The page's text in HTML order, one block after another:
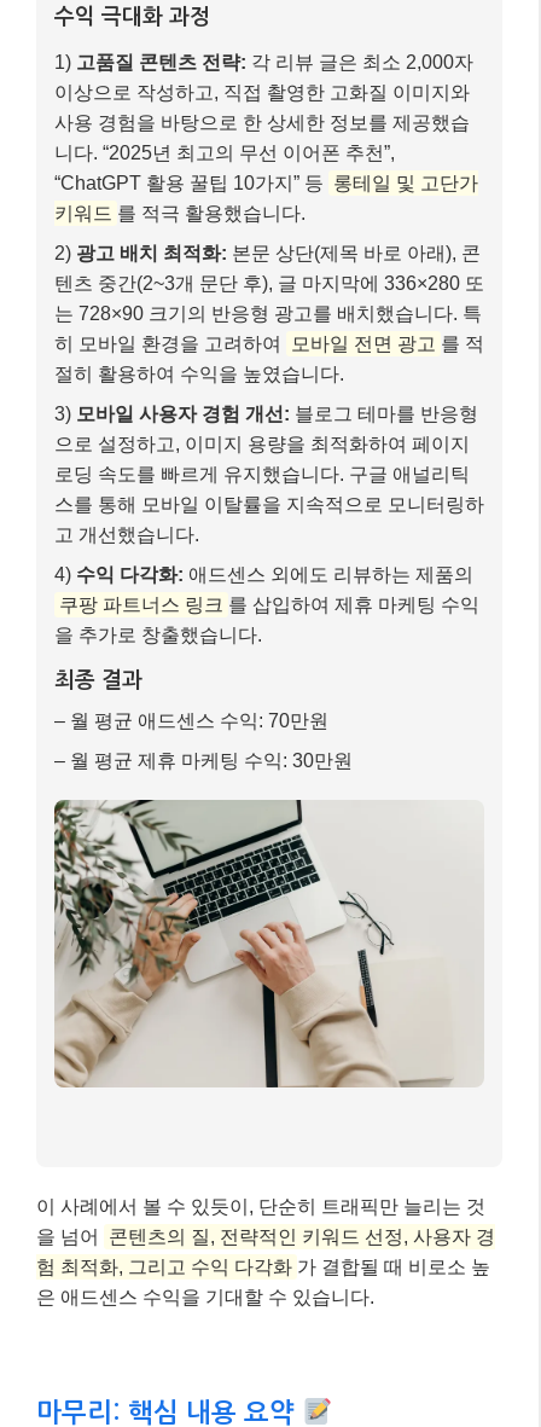
수익 극대화 과정
1) 고품질 콘텐츠 전략: 각 리뷰 글은 최소 2,000자
이상으로 작성하고, 직접 촬영한 고화질 이미지와
사용 경험을 바탕으로 한 상세한 정보를 제공했습
니다. “2025년 최고의 무선 이어폰 추천”,
“ChatGPT 활용 꿀팁 10가지” 등 롱테일 및 고단가
키워드 를 적극 활용했습니다.
2) 광고 배치 최적화: 본문 상단(제목 바로 아래), 콘
텐츠 중간(2~3개 문단 후), 글 마지막에 336×280 또
는 728×90 크기의 반응형 광고를 배치했습니다. 특
히 모바일 환경을 고려하여
모바일 전면 광고 를 적
절히 활용하여 수익을 높였습니다.
3) 모바일 사용자 경험 개선: 블로그 테마를 반응형
으로 설정하고, 이미지 용량을 최적화하여 페이지
로딩 속도를 빠르게 유지했습니다. 구글 애널리틱
스를 통해 모바일 이탈률을 지속적으로 모니터링하
고 개선했습니다.
4) 수익 다각화: 애드센스 외에도 리뷰하는 제품의
쿠팡 파트너스 링크 를 삽입하여 제휴 마케팅 수익
을 추가로 창출했습니다.
최종 결과
– 월 평균 애드센스 수익: 70만원
– 월 평균 제휴 마케팅 수익: 30만원
이 사례에서 볼 수 있듯이, 단순히 트래픽만 늘리는 것
을 넘어
콘텐츠의 질, 전략적인 키워드 선정, 사용자 경
험 최적화, 그리고 수익 다각화 가 결합될 때 비로소 높
은 애드센스 수익을 기대할 수 있습니다.
마무리: 핵심 내용 요약